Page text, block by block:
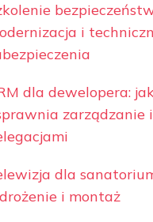
i
dla dewelopera:
zarządzanie
dla
i montaż